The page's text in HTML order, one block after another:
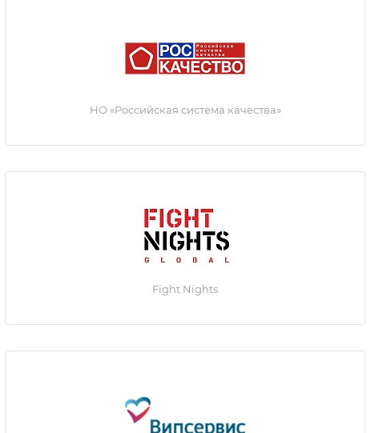
НО «Российская система качества»
Fight Nights